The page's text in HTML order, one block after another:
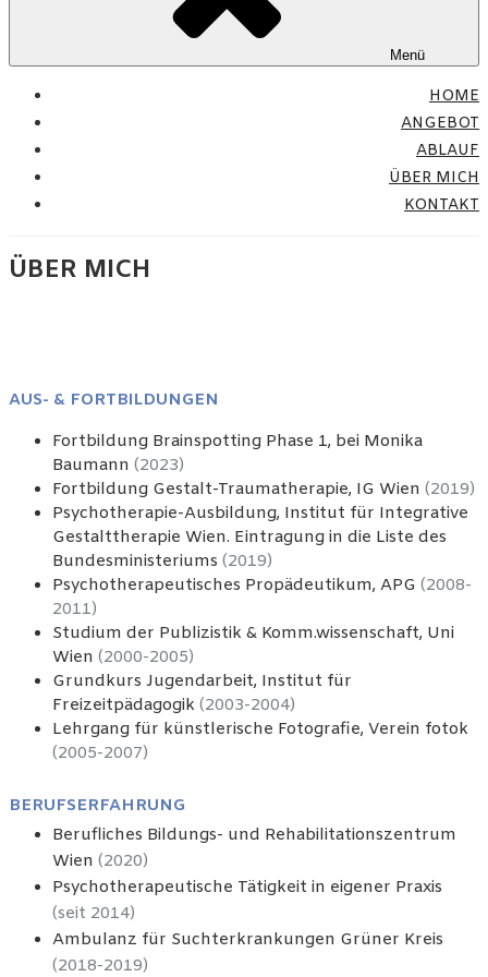
Menü
HOME
ANGEBOT
ABLAUF
ÜBER MICH
KONTAKT
ÜBER MICH
AUS- & FORTBILDUNGEN
Fortbildung Brainspotting Phase 1, bei Monika
Baumann (2023)
Fortbildung Gestalt-Traumatherapie, IG Wien (2019)
Psychotherapie-Ausbildung, Institut für Integrative
Gestalttherapie Wien. Eintragung in die Liste des
Bundesministeriums (2019)
Psychotherapeutisches Propädeutikum, APG (2008-
2011)
Studium der Publizistik & Komm.wissenschaft, Uni
Wien (2000-2005)
Grundkurs Jugendarbeit, Institut für
Freizeitpädagogik (2003-2004)
Lehrgang für künstlerische Fotografie, Verein fotok
(2005-2007)
BERUFSERFAHRUNG
Berufliches Bildungs- und Rehabilitationszentrum
Wien (2020)
Psychotherapeutische Tätigkeit in eigener Praxis
(seit 2014)
Ambulanz für Suchterkrankungen Grüner Kreis
(2018-2019)